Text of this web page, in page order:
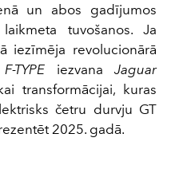
un abos gadījumos
tuvošanos. Ja
iezīmēja revolucionārā
F-TYPE iezvanaJaguar
transformācijai, kuras
četru durvju GT
2025. gadā.